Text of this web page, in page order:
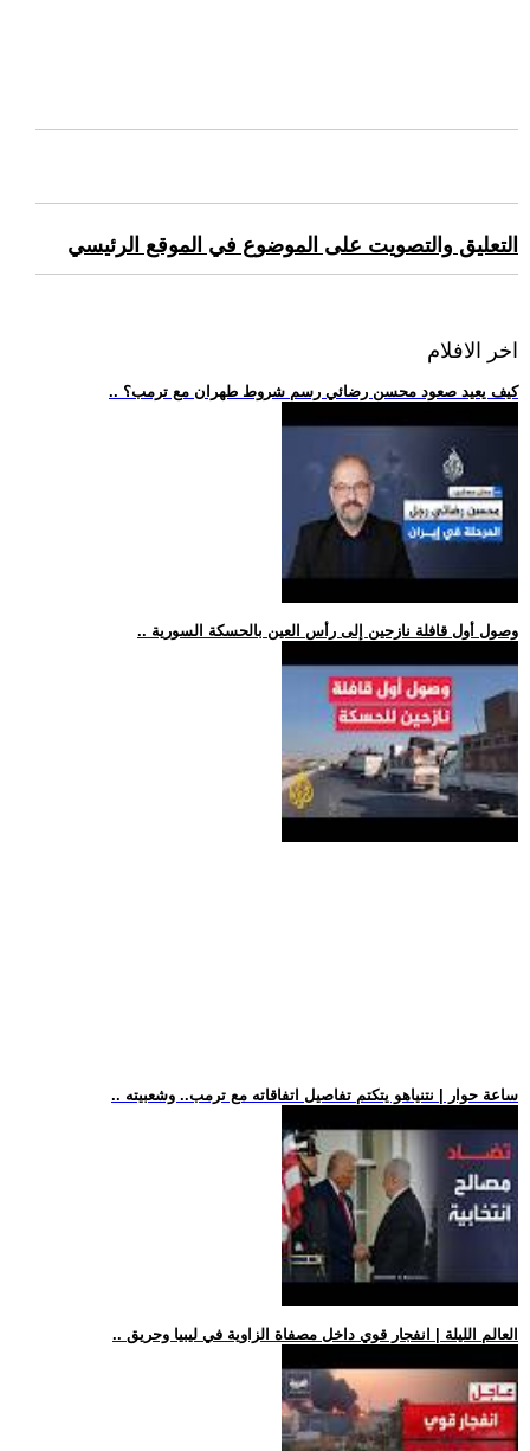
التعليق والتصويت على الموضوع في الموقع الرئيسي
اخر الافلام
.. كيف يعيد صعود محسن رضائي رسم شروط طهران مع ترمب؟
.. وصول أول قافلة نازحين إلى رأس العين بالحسكة السورية
.. ساعة حوار | نتنياهو يتكتم تفاصيل اتفاقاته مع ترمب.. وشعبيته
.. العالم الليلة | انفجار قوي داخل مصفاة الزاوية في ليبيا وحريق